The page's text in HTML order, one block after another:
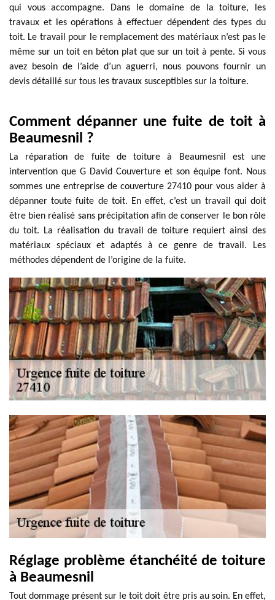
qui vous accompagne. Dans le domaine de la toiture, les
travaux et les opérations à effectuer dépendent des types du
toit. Le travail pour le remplacement des matériaux n’est pas le
même sur un toit en béton plat que sur un toit à pente. Si vous
avez besoin de l’aide d’un aguerri, nous pouvons fournir un
devis détaillé sur tous les travaux susceptibles sur la toiture.
Comment dépanner une fuite de toit à
Beaumesnil ?
La réparation de fuite de toiture à Beaumesnil est une
intervention que G David Couverture et son équipe font. Nous
sommes une entreprise de couverture 27410 pour vous aider à
dépanner toute fuite de toit. En effet, c’est un travail qui doit
être bien réalisé sans précipitation afin de conserver le bon rôle
du toit. La réalisation du travail de toiture requiert ainsi des
matériaux spéciaux et adaptés à ce genre de travail. Les
méthodes dépendent de l’origine de la fuite.
Réglage problème étanchéité de toiture
à Beaumesnil
Tout dommage présent sur le toit doit être pris au soin. En effet,